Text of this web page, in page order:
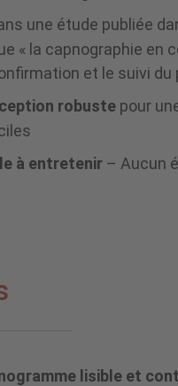
une étude publiée
« la capnographie en
et le suivi du
robuste pour
à entretenir – Aucun
lisible et